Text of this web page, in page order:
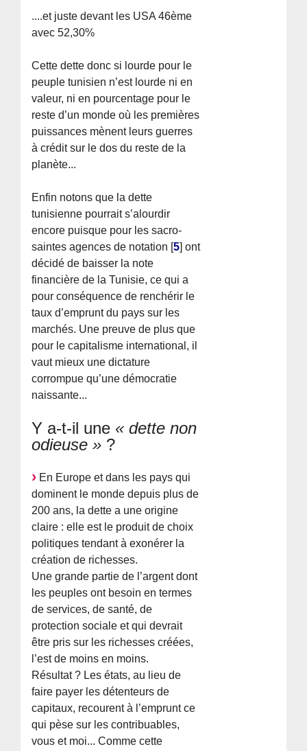
....et juste devant les USA 46ème
avec 52,30%
Cette dette donc si lourde pour le
peuple tunisien n’est lourde ni en
valeur, ni en pourcentage pour le
reste d’un monde où les premières
puissances mènent leurs guerres
à crédit sur le dos du reste de la
planète...
Enfin notons que la dette
tunisienne pourrait s’alourdir
encore puisque pour les sacro-
saintes agences de notation [5] ont
décidé de baisser la note
financière de la Tunisie, ce qui a
pour conséquence de renchérir le
taux d’emprunt du pays sur les
marchés. Une preuve de plus que
pour le capitalisme international, il
vaut mieux une dictature
corrompue qu’une démocratie
naissante...
Y a-t-il une « dette non
odieuse » ?
En Europe et dans les pays qui
dominent le monde depuis plus de
200 ans, la dette a une origine
claire : elle est le produit de choix
politiques tendant à exonérer la
création de richesses.
Une grande partie de l’argent dont
les peuples ont besoin en termes
de services, de santé, de
protection sociale et qui devrait
être pris sur les richesses créées,
l’est de moins en moins.
Résultat ? Les états, au lieu de
faire payer les détenteurs de
capitaux, recourent à l’emprunt ce
qui pèse sur les contribuables,
vous et moi... Comme cette